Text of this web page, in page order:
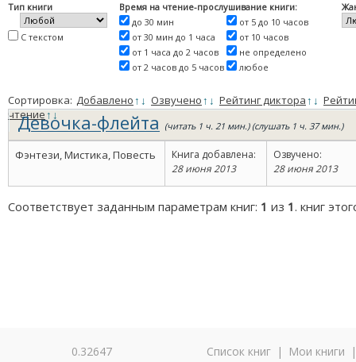
Тип книги
С текстом
Время на чтение-прослушивание книги:
до 30 мин
от 30 мин до 1 часа
от 1 часа до 2 часов
от 2 часов до 5 часов
от 5 до 10 часов
от 10 часов
не определено
любое
Сортировка: Добавлено↑ ↓ Озвучено↑ ↓ Рейтинг диктора↑ ↓
чтение↑↓
Девочка-флейта (читать 1 ч. 21 мин.) (слушать 1 ч. 37 мин.)
Фэнтези, Мистика, Повесть
Книга добавлена:
28 июня 2013
Озвучено:
28 июня 2013
Соответствует заданным параметрам книг: 1 из 1. книг
0.32647 Список книг | Мои книги |